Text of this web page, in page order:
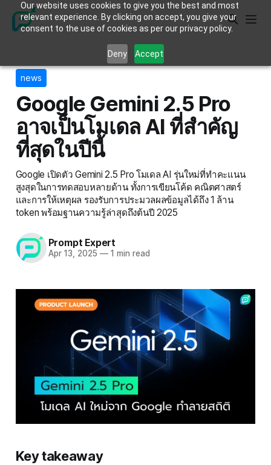
Our website uses cookies to give you the best and most
relevant experience. By clicking on accept, you give your
consent to the use of cookies as per our privacy policy.
Deny Accept
news
Google Gemini 2.5 Pro
อาจเป็นโมเดล AI ที่สำคัญ
ที่สุดในปีนี้
Google เปิดตัว Gemini 2.5 Pro โมเดล AI รุ่นใหม่ที่ทำคะแนน
สูงสุดในการทดสอบหลายด้าน ทั้งการเขียนโค้ด คณิตศาสตร์
และการให้เหตุผล รองรับการประมวลผลข้อมูลได้ถึง 1 ล้าน
token พร้อมฐานความรู้ล่าสุดถึงต้นปี 2025
Prompt Expert
Apr 13, 2025 —1 min read
Key takeaway